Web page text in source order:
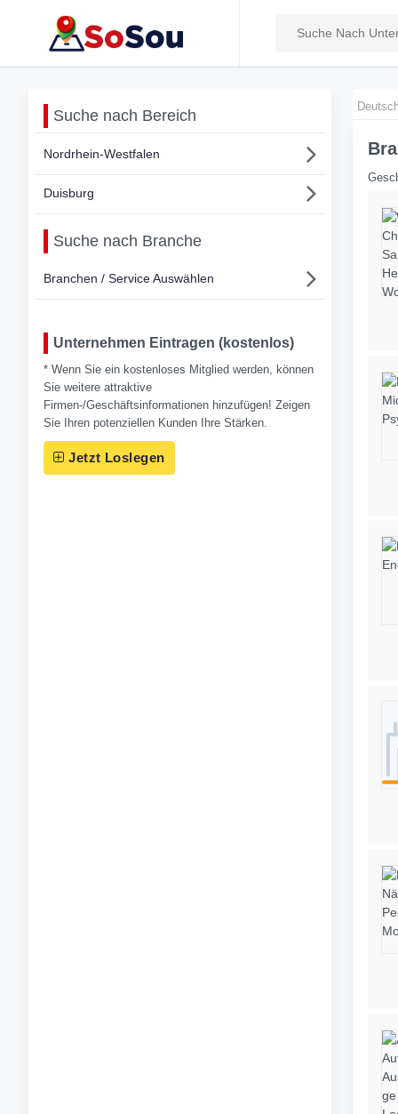
Suche nach Bereich
Nordrhein-Westfalen
Duisburg
Suche nach Branche
Branchen / Service Auswählen
Unternehmen Eintragen (kostenlos)
* Wenn Sie ein kostenloses Mitglied werden, können
Sie weitere attraktive
Firmen-/Geschäftsinformationen hinzufügen! Zeigen
Sie Ihren potenziellen Kunden Ihre Stärken.
Jetzt Loslegen